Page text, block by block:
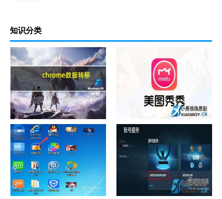
知识分类
chrome数据转移 怎样给照片换背景